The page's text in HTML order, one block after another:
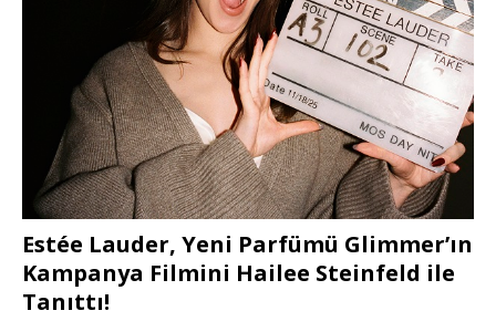
Estée Lauder, Yeni Parfümü Glimmer’ın
Kampanya Filmini Hailee Steinfeld ile
Tanıttı!